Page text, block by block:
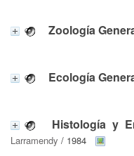
Zoología
Ecología
Histología y
Larramendy / 1984